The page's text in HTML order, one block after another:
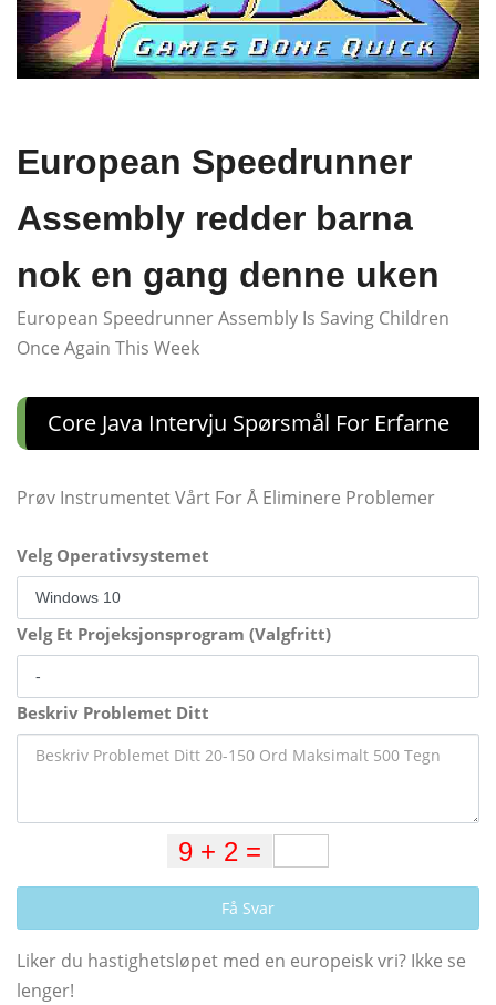
European Speedrunner
Assembly redder barna
nok en gang denne uken
European Speedrunner Assembly Is Saving Children
Once Again This Week
Core Java Intervju Spørsmål For Erfarne
Prøv Instrumentet Vårt For Å Eliminere Problemer
Velg Operativsystemet
Velg Et Projeksjonsprogram (Valgfritt)
Beskriv Problemet Ditt
Få Svar
Liker du hastighetsløpet med en europeisk vri? Ikke se
lenger!